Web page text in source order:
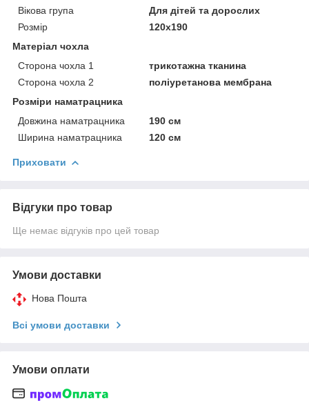
Вікова група
Для дітей та дорослих
Розмір
120x190
Матеріал чохла
Сторона чохла 1
трикотажна тканина
Сторона чохла 2
поліуретанова мембрана
Розміри наматрацника
Довжина наматрацника
190 см
Ширина наматрацника
120 см
Приховати
Відгуки про товар
Ще немає відгуків про цей товар
Умови доставки
Нова Пошта
Всі умови доставки
Умови оплати